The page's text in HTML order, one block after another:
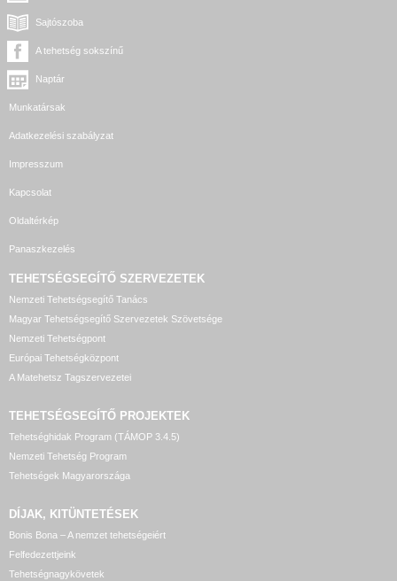
Sajtószoba
A tehetség sokszínű
Naptár
Munkatársak
Adatkezelési szabályzat
Impresszum
Kapcsolat
Oldaltérkép
Panaszkezelés
TEHETSÉGSEGÍTŐ SZERVEZETEK
Nemzeti Tehetségsegítő Tanács
Magyar Tehetségsegítő Szervezetek Szövetsége
Nemzeti Tehetségpont
Európai Tehetségközpont
A Matehetsz Tagszervezetei
TEHETSÉGSEGÍTŐ PROJEKTEK
Tehetséghidak Program (TÁMOP 3.4.5)
Nemzeti Tehetség Program
Tehetségek Magyarországa
DÍJAK, KITÜNTETÉSEK
Bonis Bona – A nemzet tehetségeiért
Felfedezettjeink
Tehetségnagykövetek